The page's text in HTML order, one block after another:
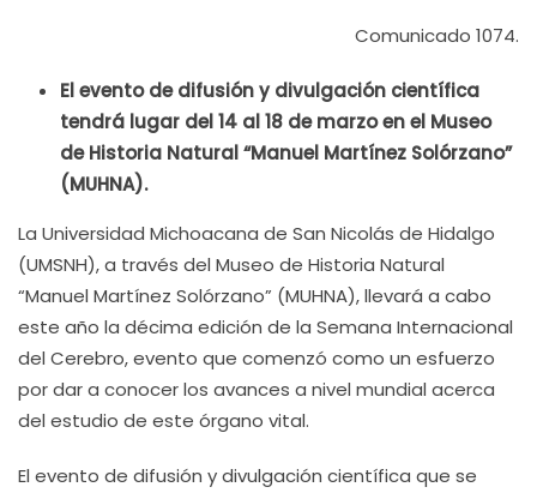
Comunicado 1074.
El evento de difusión y divulgación científica
tendrá lugar del 14 al 18 de marzo en el Museo
de Historia Natural “Manuel Martínez Solórzano”
(MUHNA).
La Universidad Michoacana de San Nicolás de Hidalgo
(UMSNH), a través del Museo de Historia Natural
“Manuel Martínez Solórzano” (MUHNA), llevará a cabo
este año la décima edición de la Semana Internacional
del Cerebro, evento que comenzó como un esfuerzo
por dar a conocer los avances a nivel mundial acerca
del estudio de este órgano vital.
El evento de difusión y divulgación científica que se